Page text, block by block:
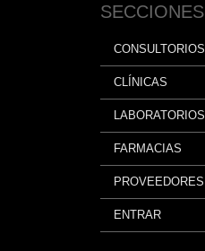
SECCIONES
CONSULTORIOS
CLÍNICAS
LABORATORIOS
FARMACIAS
PROVEEDORES
ENTRAR